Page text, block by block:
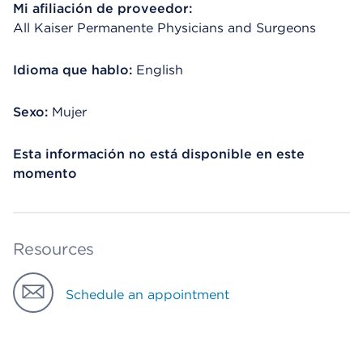
Mi afiliación de proveedor:
All Kaiser Permanente Physicians and Surgeons
Idioma que hablo: English
Sexo: Mujer
Esta información no está disponible en este
momento
Resources
Schedule an appointment